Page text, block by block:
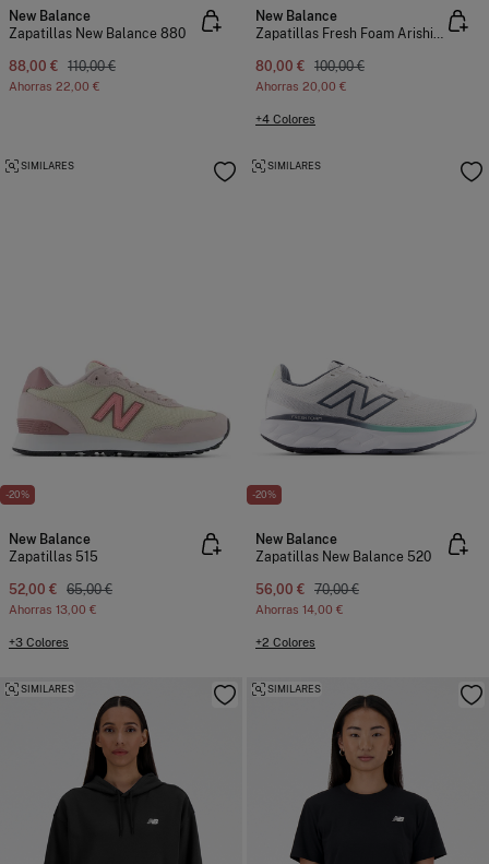
New Balance
Zapatillas New Balance 880
88,00 € 110,00 €
Ahorras 22,00 €
New Balance
Zapatillas Fresh Foam Arishi v4 TIRALUX
80,00 € 100,00 €
Ahorras 20,00 €
+4 Colores
-20%
SIMILARES
New Balance
Zapatillas 515
52,00 € 65,00 €
Ahorras 13,00 €
+3 Colores
-20%
SIMILARES
New Balance
Zapatillas New Balance 520
56,00 € 70,00 €
Ahorras 14,00 €
+2 Colores
SIMILARES SIMILARES